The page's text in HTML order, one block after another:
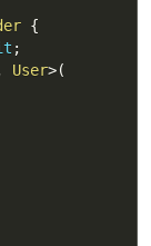
{
;
User>(